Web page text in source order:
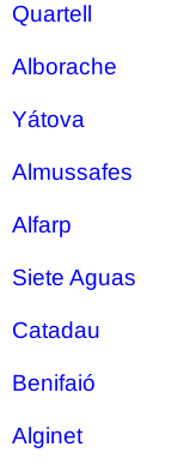
Quartell
Alborache
Yátova
Almussafes
Alfarp
Siete Aguas
Catadau
Benifaió
Alginet